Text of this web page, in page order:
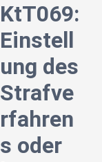
KtT069:
Einstell
ung des
Strafve
rfahren
s oder